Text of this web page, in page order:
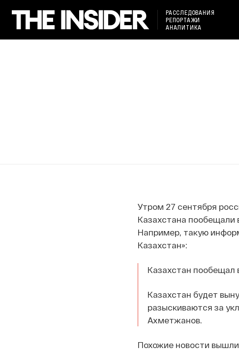
РАССЛЕДОВАНИЯ
РЕПОРТАЖИ
АНАЛИТИКА
Утром 27 сентября
Казахстана пообещали
Например, такую
Казахстан»:
Казахстан пообещал
Казахстан будет
разыскиваются за
Ахметжанов.
Похожие новости